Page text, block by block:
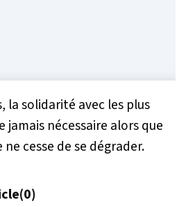
la solidarité avec les plus
jamais nécessaire alors que
cesse de se dégrader.
(0)